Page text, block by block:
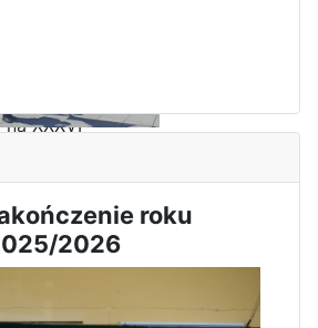
XXXVI
Katolickiej
roku
2026